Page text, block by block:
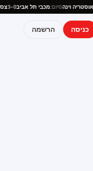
אוסטריה וינהסיום:מכבי תל אביב0–3
כניסה הרשמה